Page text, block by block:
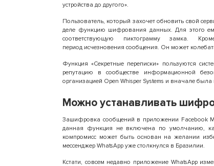
устройства до другого».
Пользователь, который захочет обновить свой
деле функцию шифрования данных. Для этого
соответствующую пиктограмму замка.
период исчезновения сообщения. Он может
Функция «Секретные переписки» пользуются
репутацию в сообществе информационной
организацией Open Whisper Systems и вначале
Можно устанавливать
Зашифровка сообщений в приложении Facebook
данная функция не включена по умолчанию,
компромисс может быть основан на желании
мессенджер WhatsApp уже столкнулся в Бразилии.
Кстати, совсем недавно приложение WhatsApp